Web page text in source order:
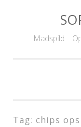
Skip to content
Madspild –
Tag: chips